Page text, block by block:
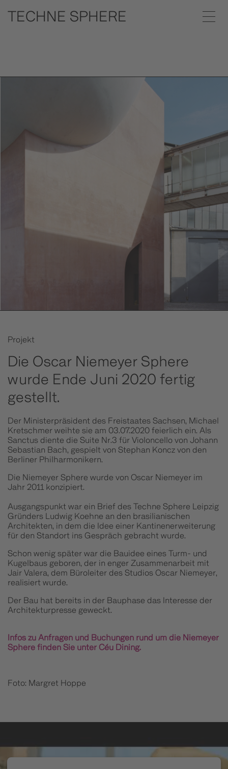
Projekt
Die Oscar Niemeyer Sphere
wurde Ende Juni 2020 fertig
gestellt.
Der Ministerpräsident des Freistaates Sachsen, Michael
Kretschmer weihte sie am 03.07.2020 feierlich ein. Als
Sanctus diente die Suite Nr.3 für Violoncello von Johann
Sebastian Bach, gespielt von Stephan Koncz von den
Berliner Philharmonikern.
Die Niemeyer Sphere wurde von Oscar Niemeyer im
Jahr 2011 konzipiert.
Ausgangspunkt war ein Brief des Techne Sphere Leipzig
Gründers Ludwig Koehne an den brasilianischen
Architekten, in dem die Idee einer Kantinenerweiterung
für den Standort ins Gespräch gebracht wurde.
Schon wenig später war die Bauidee eines Turm- und
Kugelbaus geboren, der in enger Zusammenarbeit mit
Jair Valera, dem Büroleiter des Studios Oscar Niemeyer,
realisiert wurde.
Der Bau hat bereits in der Bauphase das Interesse der
Architekturpresse geweckt.
Infos zu Anfragen und Buchungen rund um die Niemeyer
Sphere finden Sie unter Céu Dining.
Foto: Margret Hoppe